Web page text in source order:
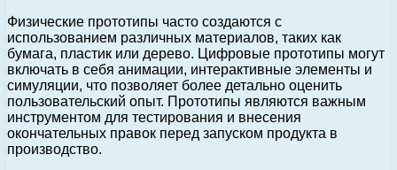
Физические прототипы часто создаются с
использованием различных материалов, таких как
бумага, пластик или дерево. Цифровые прототипы могут
включать в себя анимации, интерактивные элементы и
симуляции, что позволяет более детально оценить
пользовательский опыт. Прототипы являются важным
инструментом для тестирования и внесения
окончательных правок перед запуском продукта в
производство.